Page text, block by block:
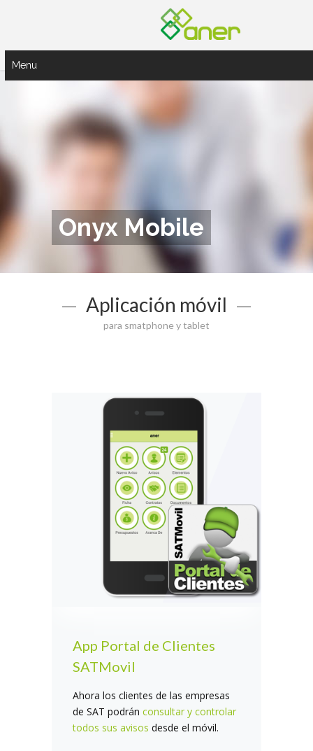
Menu
Onyx Mobile
Aplicación móvil
para smatphone y tablet
App Portal de Clientes
SATMovil
Ahora los clientes de las empresas
de SAT podrán consultar y controlar
todos sus avisos desde el móvil.